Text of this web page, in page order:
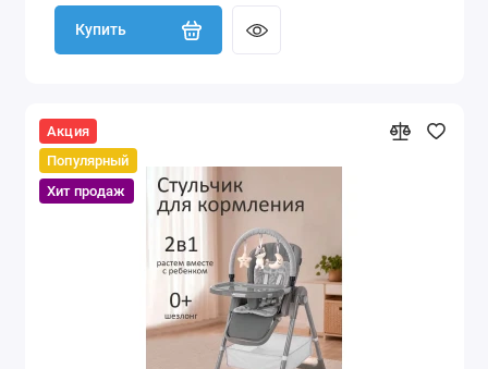
Купить
Акция
Популярный
Хит продаж